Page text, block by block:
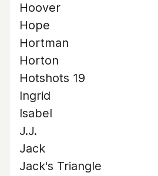
Hoover
Hope
Hortman
Horton
Hotshots 19
Ingrid
Isabel
J.J.
Jack
Jack's Triangle